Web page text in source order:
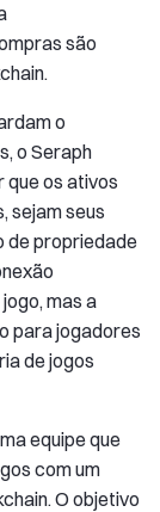
são
o
o Seraph
que os ativos
sejam seus
de propriedade
mas a
para jogadores
de jogos
equipe que
com um
O objetivo